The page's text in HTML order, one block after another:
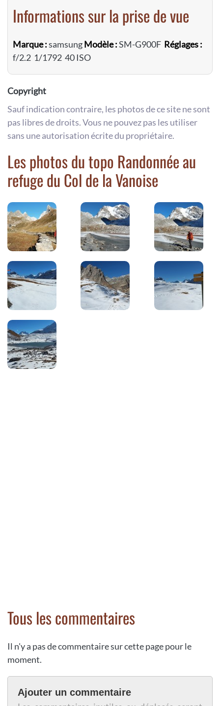
Informations sur la prise de vue
Marque :samsungModèle :SM-G900F Réglages :
f/2.2 1/1792 40 ISO
Copyright
Sauf indication contraire, les photos de ce site ne sont
pas libres de droits. Vous ne pouvez pas les utiliser
sans une autorisation écrite du propriétaire.
Les photos du topo Randonnée au
refuge du Col de la Vanoise
Tous les commentaires
Il n'y a pas de commentaire sur cette page pour le
moment.
Ajouter un commentaire